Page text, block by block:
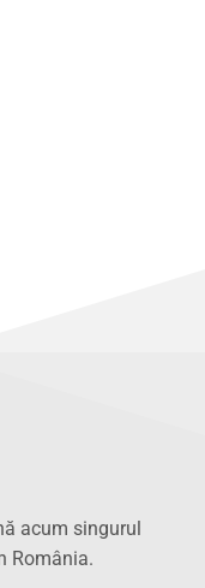
acum singurul
România.